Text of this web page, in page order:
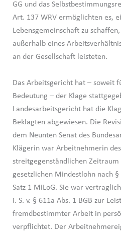
GG und das
Art. 137 WRV ermöglichten es,
Lebensgemeinschaft zu
außerhalb eines
an der Gesellschaft leisteten.
Das Arbeitsgericht hat – soweit
Bedeutung – der Klage
Landesarbeitsgericht hat die
Beklagten abgewiesen. Die
dem Neunten Senat des
Klägerin war Arbeitnehmerin
streitgegenständlichen Zeitraum
gesetzlichen Mindestlohn nach §
Satz 1 MiLoG. Sie war
i. S. v. § 611a Abs. 1 BGB zur
fremdbestimmter Arbeit in
verpflichtet. Der